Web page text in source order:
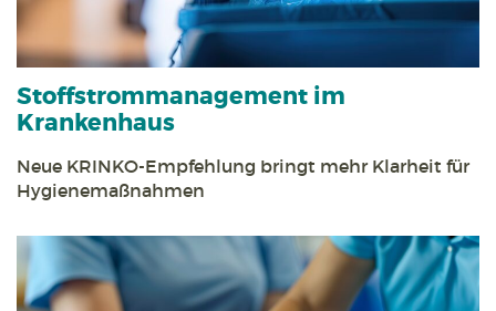
Stoff­strom­management im
Krankenhaus
Neue KRINKO-Empfehlung bringt mehr Klarheit für
Hygienemaßnahmen